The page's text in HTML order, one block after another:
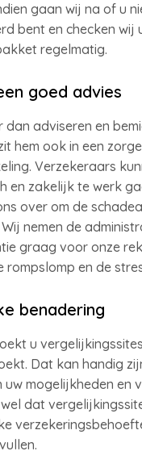
gaan wij na of u
bent en checken wij
regelmatig.
goed advies
dan adviseren en
hem ook in een
Verzekeraars
en zakelijk te werk
over om de
nemen de
graag voor onze
rompslomp en de
benadering
u
Dat kan handig
uw mogelijkheden en
dat